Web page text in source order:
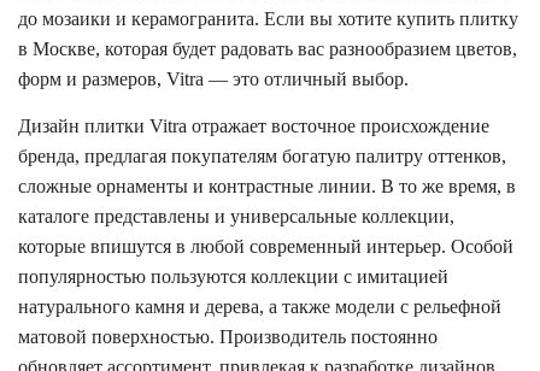
до мозаики и керамогранита. Если вы хотите купить плитку
в Москве, которая будет радовать вас разнообразием цветов,
форм и размеров, Vitra — это отличный выбор.
Дизайн плитки Vitra отражает восточное происхождение
бренда, предлагая покупателям богатую палитру оттенков,
сложные орнаменты и контрастные линии. В то же время, в
каталоге представлены и универсальные коллекции,
которые впишутся в любой современный интерьер. Особой
популярностью пользуются коллекции с имитацией
натурального камня и дерева, а также модели с рельефной
матовой поверхностью. Производитель постоянно
обновляет ассортимент, привлекая к разработке дизайнов